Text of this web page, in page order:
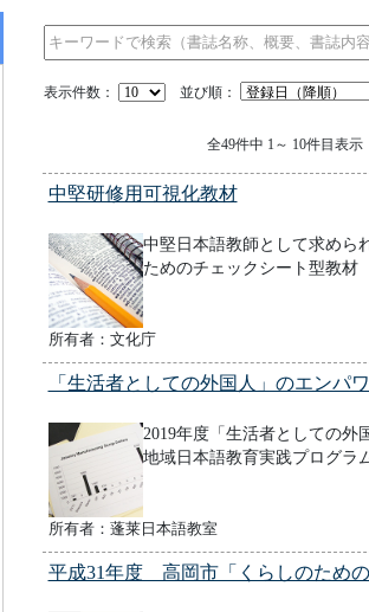
表示件数： 並び順：
全49件中 1～ 10件目表示
中堅研修用可視化教材
中堅日本語教師として求めら
ためのチェックシート型教材
所有者：文化庁
「生活者としての外国人」のエンパ
2019年度「生活者としての
地域日本語教育実践プログ
所有者：蓬莱日本語教室
平成31年度 高岡市「くらしのための